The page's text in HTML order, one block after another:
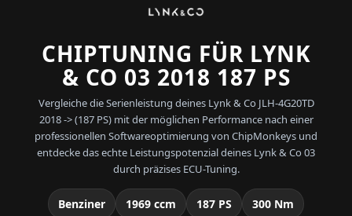
CHIPTUNING FÜR LYNK
& CO 03 2018 187 PS
Vergleiche die Serienleistung deines Lynk & Co JLH-4G20TD
2018 -> (187 PS) mit der möglichen Performance nach einer
professionellen Softwareoptimierung von ChipMonkeys und
entdecke das echte Leistungspotenzial deines Lynk & Co 03
durch präzises ECU-Tuning.
Benziner 1969 ccm 187 PS 300 Nm